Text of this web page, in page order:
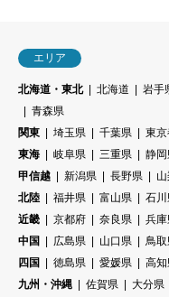
エリア
北海道・東北 北海道 岩手
青森県
関東
埼玉県 千葉県 東
東海
岐阜県 三重県 静岡
甲信越
新潟県 長野県
北陸
福井県 富山県
石川
近畿
京都府 奈良県 兵庫
中国
広島県 山口県 鳥取
四国
徳島県 愛媛県 高知
九州・沖縄
佐賀県 大分県